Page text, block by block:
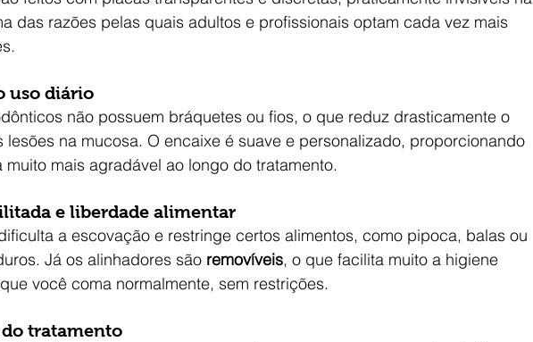
das razões pelas quais adultos e profissionais optam cada vez mais
uso diário
não possuem bráquetes ou fios, o que reduz drasticamente o
lesões na mucosa. O encaixe é suave e personalizado, proporcionando
muito mais agradável ao longo do tratamento.
e liberdade alimentar
a escovação e restringe certos alimentos, como pipoca, balas ou
Já os alinhadores são removíveis, o que facilita muito a higiene
você coma normalmente, sem restrições.
tratamento